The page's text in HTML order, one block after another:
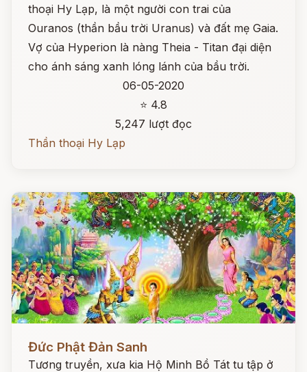
thoại Hy Lạp, là một người con trai của
Ouranos (thần bầu trời Uranus) và đất mẹ Gaia.
Vợ của Hyperion là nàng Theia - Titan đại diện
cho ánh sáng xanh lóng lánh của bầu trời.
06-05-2020
⭐ 4.8
5,247 lượt đọc
Thần thoại Hy Lạp
Đức Phật Đản Sanh
Tương truyền, xưa kia Hộ Minh Bồ Tát tu tập ở